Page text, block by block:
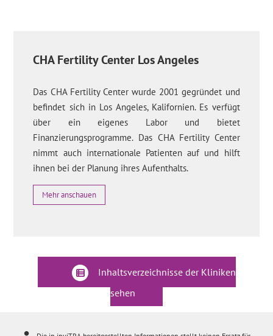
CHA Fertility Center Los Angeles
Das CHA Fertility Center wurde 2001 gegründet und
befindet sich in Los Angeles, Kalifornien. Es verfügt
über ein eigenes Labor und bietet
Finanzierungsprogramme. Das CHA Fertility Center
nimmt auch internationale Patienten auf und hilft
ihnen bei der Planung ihres Aufenthalts.
Mehr anschauen
Inhaltsverzeichnisse der Kliniken
sehen